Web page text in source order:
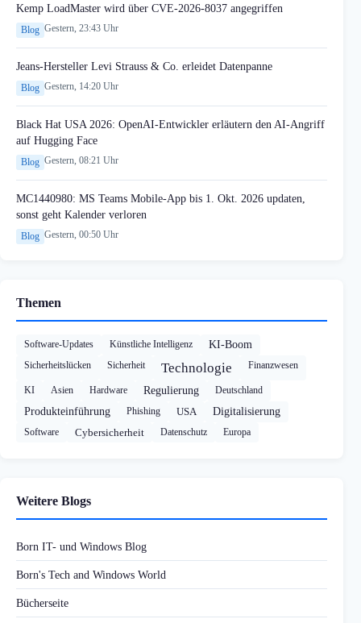
Kemp LoadMaster wird über CVE-2026-8037 angegriffen
Blog Gestern, 23:43 Uhr
Jeans-Hersteller Levi Strauss & Co. erleidet Datenpanne
Blog Gestern, 14:20 Uhr
Black Hat USA 2026: OpenAI-Entwickler erläutern den AI-Angriff
auf Hugging Face
Blog Gestern, 08:21 Uhr
MC1440980: MS Teams Mobile-App bis 1. Okt. 2026 updaten,
sonst geht Kalender verloren
Blog Gestern, 00:50 Uhr
Themen
Software-Updates Künstliche Intelligenz KI-Boom
Sicherheitslücken Sicherheit Technologie Finanzwesen
KI Asien Hardware Regulierung Deutschland
Produkteinführung Phishing USA Digitalisierung
Software Cybersicherheit Datenschutz Europa
Weitere Blogs
Born IT- und Windows Blog
Born's Tech and Windows World
Bücherseite